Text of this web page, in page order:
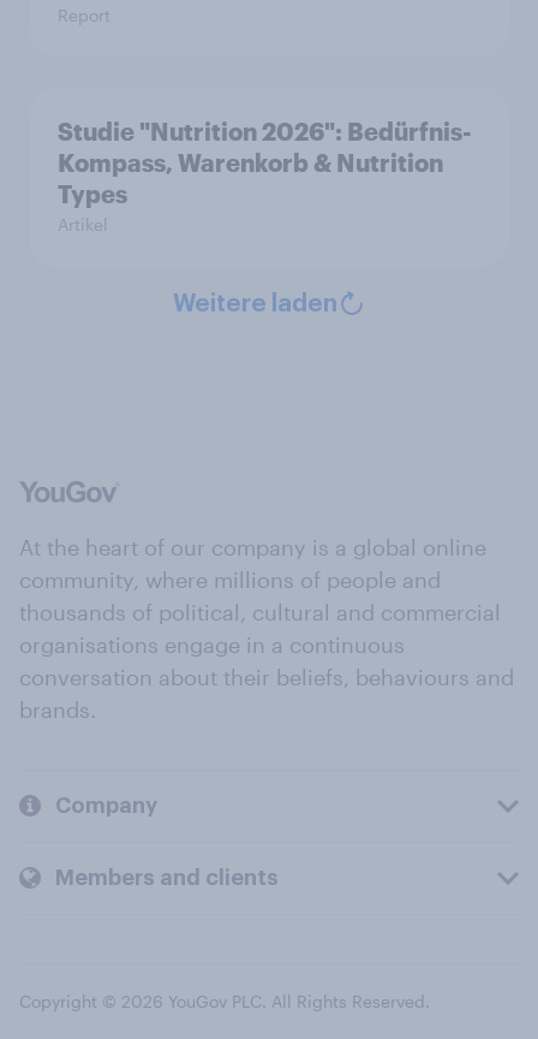
Report
Studie "Nutrition 2026": Bedürfnis-
Kompass, Warenkorb & Nutrition
Types
Artikel
Weitere laden
At the heart of our company is a global online
community, where millions of people and
thousands of political, cultural and commercial
organisations engage in a continuous
conversation about their beliefs, behaviours and
brands.
Company
Members and clients
Copyright © 2026 YouGov PLC. All Rights Reserved.